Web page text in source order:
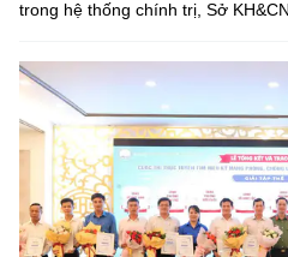
trong hệ thống chính trị, Sở